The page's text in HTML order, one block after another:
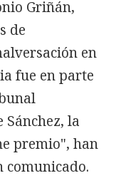
Griñán,
de
en
fue en parte
Sánchez, la
premio", han
comunicado.